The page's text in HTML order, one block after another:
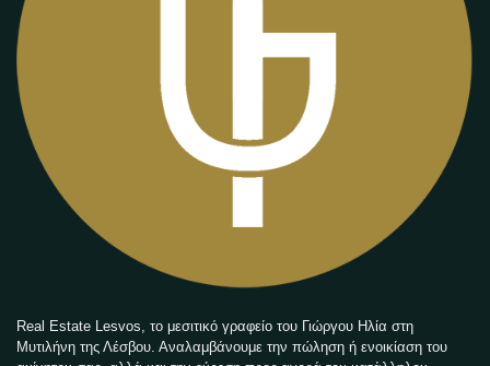
Real Estate Lesvos, το μεσιτικό γραφείο του Γιώργου Ηλία στη
Μυτιλήνη της Λέσβου. Αναλαμβάνουμε την πώληση ή ενοικίαση του